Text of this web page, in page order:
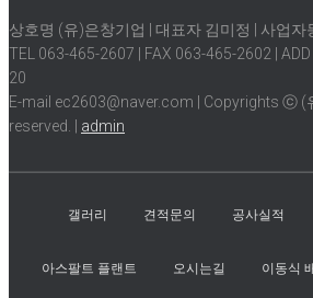
상호명 (유)은창기업 | 대표자 김미정 | 사업자
TEL 063-465-2607 | FAX 063-465-2602 |
20
E-mail ec2603@naver.com | Copyrights ⓒ (
reserved. | admin
갤러리 견적문의 공사실적
아스팔트 플랜트 오시는길 이동식